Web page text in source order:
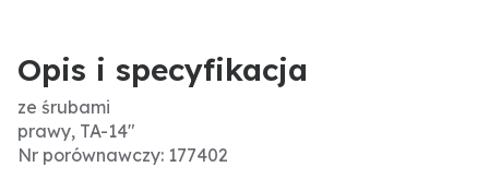
Opis i specyfikacja
ze śrubami
prawy, TA-14"
Nr porównawczy: 177402